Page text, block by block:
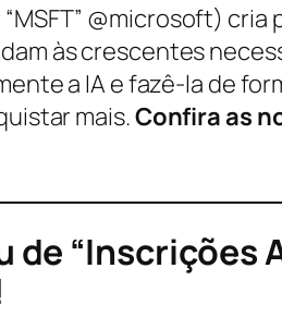
@microsoft)
às crescentes
a IA e fazê-la de
mais.Confira as
de “Inscrições